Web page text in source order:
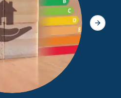
Slide